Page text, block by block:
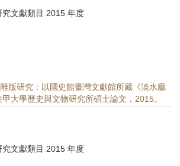
究文獻類目 2015 年度
雕版研究：以國史館臺灣文獻館所藏《淡水廳
大學歷史與文物研究所碩士論文，2015。
究文獻類目 2015 年度